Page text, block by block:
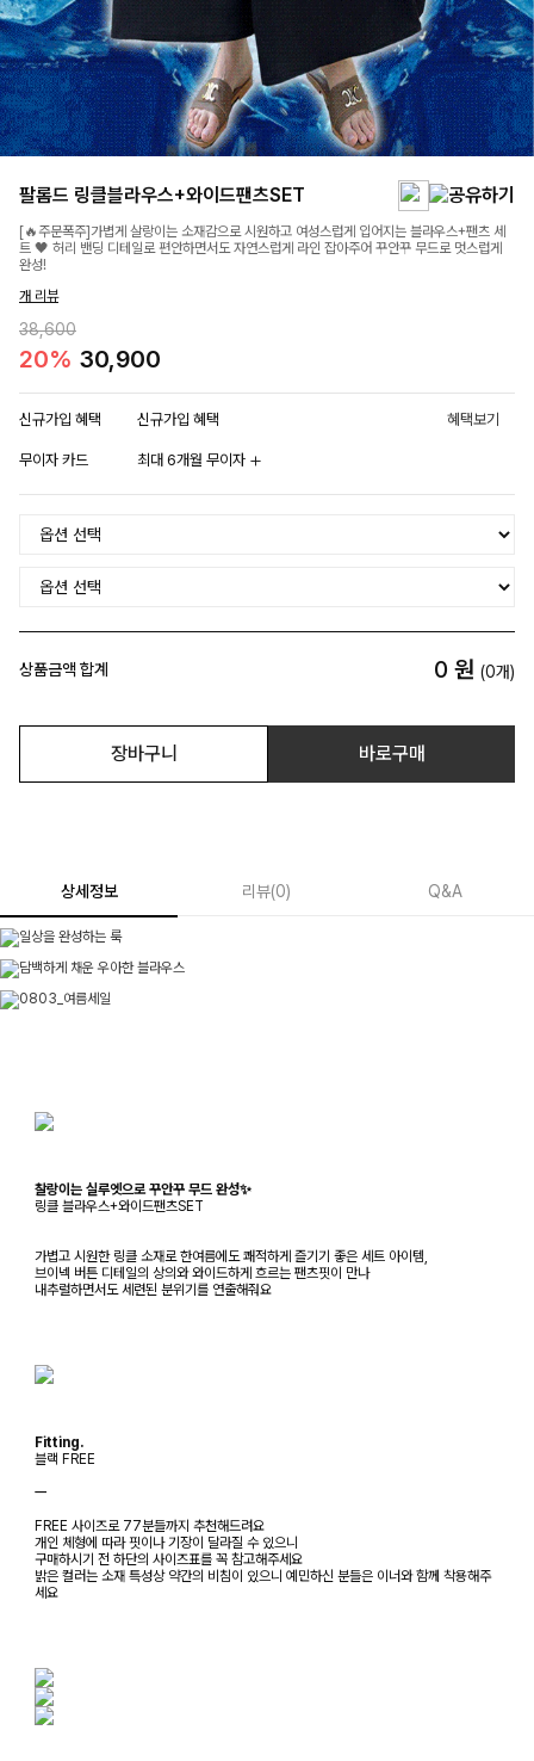
팔롬드 링클블라우스+와이드팬츠SET
[🔥주문폭주]가볍게 살랑이는 소재감으로 시원하고 여성스럽게 입어지는 블라우스+팬츠 세
트 🖤 허리 밴딩 디테일로 편안하면서도 자연스럽게 라인 잡아주어 꾸안꾸 무드로 멋스럽게
완성!
개 리뷰
38,600
20% 30,900
신규가입 혜택 신규가입 혜택 혜택보기
무이자 카드 최대 6개월 무이자
상품금액 합계 0 원 (0개)
장바구니 바로구매
상세정보 리뷰(0) Q&A
찰랑이는 실루엣으로 꾸안꾸 무드 완성✨
링클 블라우스+와이드팬츠SET
가볍고 시원한 링클 소재로 한여름에도 쾌적하게 즐기기 좋은 세트 아이템,
브이넥 버튼 디테일의 상의와 와이드하게 흐르는 팬츠핏이 만나
내추럴하면서도 세련된 분위기를 연출해줘요
Fitting.
블랙 FREE
ㅡ
FREE 사이즈로 77분들까지 추천해드려요
개인 체형에 따라 핏이나 기장이 달라질 수 있으니
구매하시기 전 하단의 사이즈표를 꼭 참고해주세요
밝은 컬러는 소재 특성상 약간의 비침이 있으니 예민하신 분들은 이너와 함께 착용해주
세요